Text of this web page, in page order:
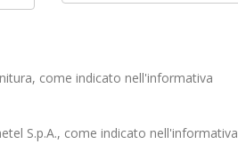
come indicato nell'informativa
S.p.A., come indicato nell'informativa